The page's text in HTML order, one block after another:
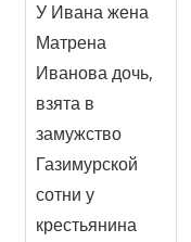
У Ивана жена
Матрена
Иванова дочь,
взята в
замужство
Газимурской
сотни у
крестьянина